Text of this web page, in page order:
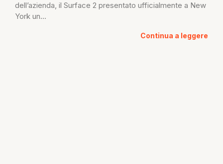
dell’azienda, il Surface 2 presentato ufficialmente a New
York un...
Continua a leggere